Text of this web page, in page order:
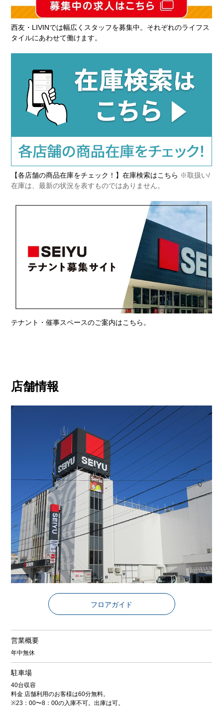
西友・LIVINでは幅広くスタッフを募集中。それぞれのライフス
タイルにあわせて働けます。
【各店舗の商品在庫をチェック！】在庫検索はこちら ※取扱い/
在庫は、最新の状況を表すものではありません。
テナント・催事スペースのご案内はこちら。
店舗情報
フロアガイド
営業概要
年中無休
駐車場
40台収容
料金 店舗利用のお客様は60分無料。
※23：00〜8：00の入庫不可。出庫は可。